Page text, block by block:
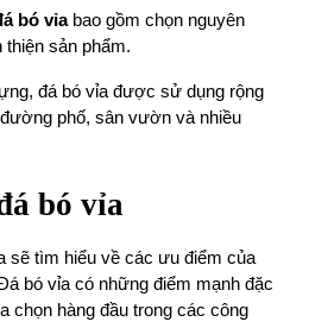
bó vỉabao gồm chọn nguyên
thiện sản phẩm.
đá bó vỉa được sử dụng rộng
phố, sân vườn và nhiều
bó vỉa
sẽ tìm hiểu về các ưu điểm của
bó vỉa có những điểm mạnh đặc
chọn hàng đầu trong các công